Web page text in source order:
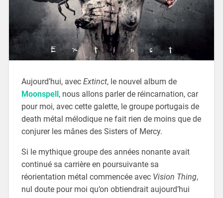
Aujourd’hui, avec Extinct, le nouvel album de
Moonspell , nous allons parler de réincarnation, car
pour moi, avec cette galette, le groupe portugais de
death métal mélodique ne fait rien de moins que de
conjurer les mânes des Sisters of Mercy.
Si le mythique groupe des années nonante avait
continué sa carrière en poursuivante sa
réorientation métal commencée avec Vision Thing,
nul doute pour moi qu’on obtiendrait aujourd’hui